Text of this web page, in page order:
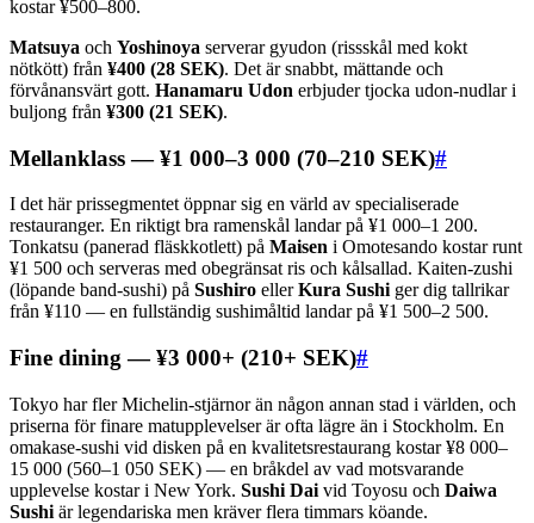
kostar ¥500–800.
Matsuya och Yoshinoya serverar gyudon (rissskål med kokt
nötkött) från ¥400 (28 SEK). Det är snabbt, mättande och
förvånansvärt gott. Hanamaru Udon erbjuder tjocka udon-nudlar i
buljong från ¥300 (21 SEK).
Mellanklass — ¥1 000–3 000 (70–210 SEK)#
I det här prissegmentet öppnar sig en värld av specialiserade
restauranger. En riktigt bra ramenskål landar på ¥1 000–1 200.
Tonkatsu (panerad fläskkotlett) på Maisen i Omotesando kostar runt
¥1 500 och serveras med obegränsat ris och kålsallad. Kaiten-zushi
(löpande band-sushi) på Sushiro ellerKura Sushiger dig tallrikar
från ¥110 — en fullständig sushimåltid landar på ¥1 500–2 500.
Fine dining — ¥3 000+ (210+ SEK)#
Tokyo har fler Michelin-stjärnor än någon annan stad i världen, och
priserna för finare matupplevelser är ofta lägre än i Stockholm. En
omakase-sushi vid disken på en kvalitetsrestaurang kostar ¥8 000–
15 000 (560–1 050 SEK) — en bråkdel av vad motsvarande
upplevelse kostar i New York. Sushi Dai vid Toyosu och Daiwa
Sushi är legendariska men kräver flera timmars köande.